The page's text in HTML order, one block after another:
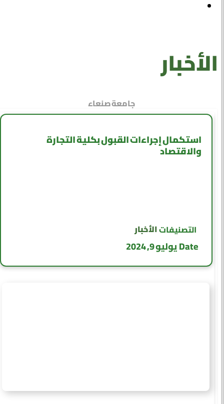
الأخبار
جامعة صنعاء
استكمال إجراءات القبول بكلية التجارة
والاقتصاد
التصنيفات الأخبار
Date يوليو 9, 2024